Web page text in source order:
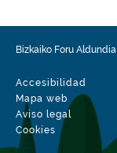
Bizkaiko Foru Aldundia
Accesibilidad
Mapa web
Aviso legal
Cookies